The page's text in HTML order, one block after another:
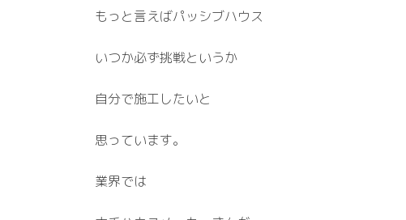
もっと言えばパッシブハウス
いつか必ず挑戦というか
自分で施工したいと
思っています。
業界では